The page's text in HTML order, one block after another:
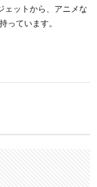
ェットから、アニメな
っています。